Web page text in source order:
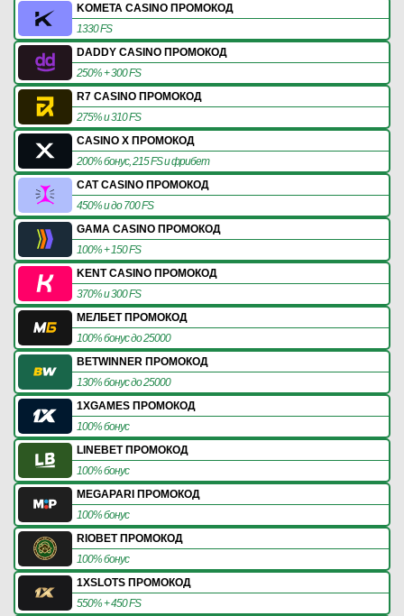
KOMETA CASINO ПРОМОКОД
1330 FS
DADDY CASINO ПРОМОКОД
250% + 300 FS
R7 CASINO ПРОМОКОД
275% и 310 FS
CASINO X ПРОМОКОД
200% бонус, 215 FS и фрибет
CAT CASINO ПРОМОКОД
450% и до 700 FS
GAMA CASINO ПРОМОКОД
100% + 150 FS
KENT CASINO ПРОМОКОД
370% и 300 FS
МЕЛБЕТ ПРОМОКОД
100% бонус до 25000
BETWINNER ПРОМОКОД
130% бонус до 25000
1XGAMES ПРОМОКОД
100% бонус
LINEBET ПРОМОКОД
100% бонус
MEGAPARI ПРОМОКОД
100% бонус
RIOBET ПРОМОКОД
100% бонус
1XSLOTS ПРОМОКОД
550% + 450 FS